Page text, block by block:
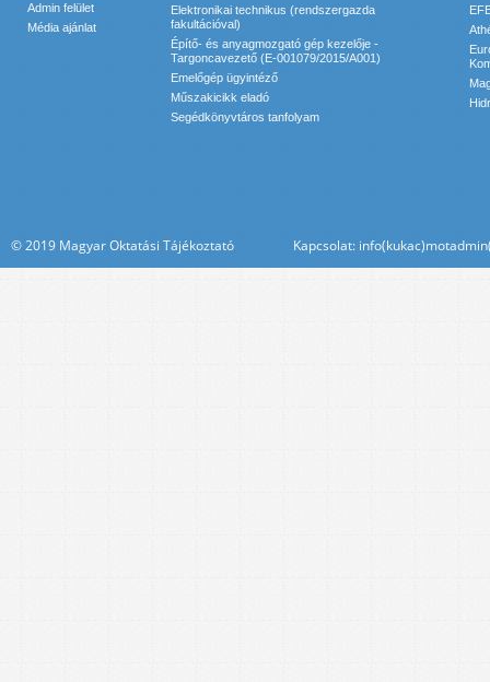
Admin felület
Média ajánlat
Elektronikai technikus (rendszergazda
fakultációval)
Építő- és anyagmozgató gép kezelője -
Targoncavezető (E-001079/2015/A001)
Emelőgép ügyintéző
Műszakicikk eladó
Segédkönyvtáros tanfolyam
© 2019 Magyar Oktatási Tájékoztató Kapcsolat: